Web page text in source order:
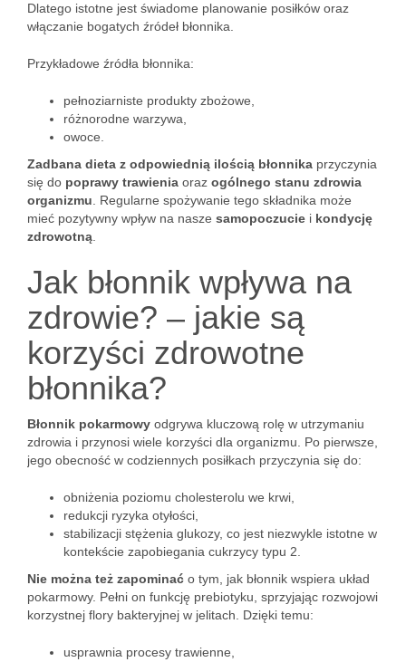
Dlatego istotne jest świadome planowanie posiłków oraz
włączanie bogatych źródeł błonnika.
Przykładowe źródła błonnika:
pełnoziarniste produkty zbożowe,
różnorodne warzywa,
owoce.
Zadbana dieta z odpowiednią ilością błonnika przyczynia
się do poprawy trawienia oraz ogólnego stanu zdrowia
organizmu . Regularne spożywanie tego składnika może
mieć pozytywny wpływ na nasze samopoczucie i kondycję
zdrowotną
Jak błonnik wpływa na
zdrowie? – jakie są
korzyści zdrowotne
błonnika?
Błonnik pokarmowy odgrywa kluczową rolę w utrzymaniu
zdrowia i przynosi wiele korzyści dla organizmu. Po pierwsze,
jego obecność w codziennych posiłkach przyczynia się do:
obniżenia poziomu cholesterolu we krwi,
redukcji ryzyka otyłości,
stabilizacji stężenia glukozy, co jest niezwykle istotne w
kontekście zapobiegania cukrzycy typu 2.
Nie można też zapominać o tym, jak błonnik wspiera układ
pokarmowy. Pełni on funkcję prebiotyku, sprzyjając rozwojowi
korzystnej flory bakteryjnej w jelitach. Dzięki temu:
usprawnia procesy trawienne,